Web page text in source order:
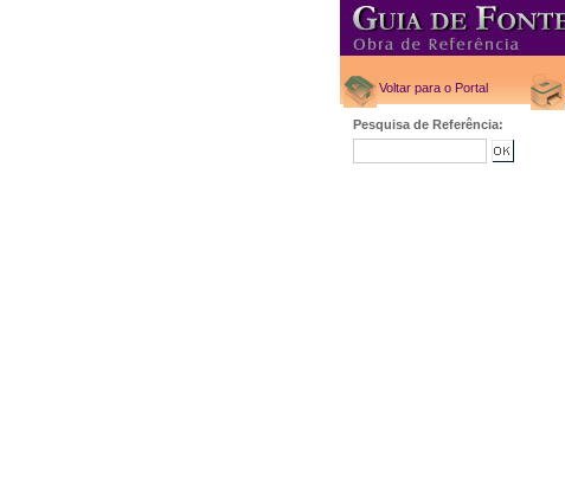
Voltar para o Portal
Pesquisa de Referência: